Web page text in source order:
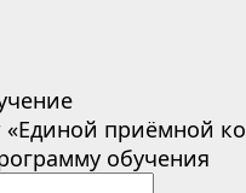
«Единой приёмной
обучения